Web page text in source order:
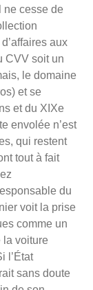
ne cesse de
aux
CVV soit un
le domaine
et se
et du XIXe
envolée n’est
qui restent
tout à fait
du
voit la prise
comme un
la voiture
l’État
sans doute